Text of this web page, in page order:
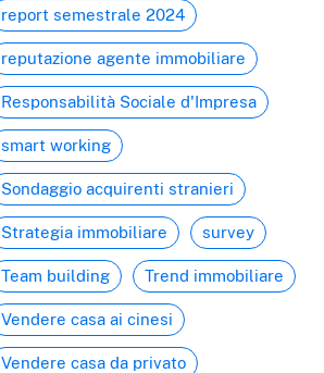
report semestrale 2024
reputazione agente immobiliare
Responsabilità Sociale d'Impresa
smart working
Sondaggio acquirenti stranieri
Strategia immobiliare survey
Team building Trend immobiliare
Vendere casa ai cinesi
Vendere casa da privato